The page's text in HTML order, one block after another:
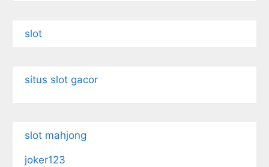
slot
situs slot gacor
slot mahjong
joker123